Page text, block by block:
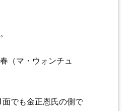
（マ・ウォンチュ
でも金正恩氏の側で